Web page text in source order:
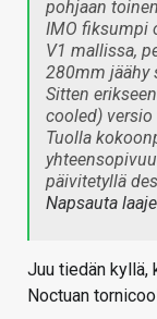
pohjaan
IMO fiksumpi
V1 mallissa,
280mm jäähy
Sitten
cooled) versio
Tuolla
päivitetyllä
Napsauta
Juu tiedän kyllä,
Noctuan